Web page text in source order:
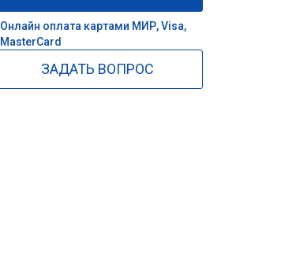
Онлайн оплата картами МИР, Visa,
MasterCard
ЗАДАТЬ ВОПРОС